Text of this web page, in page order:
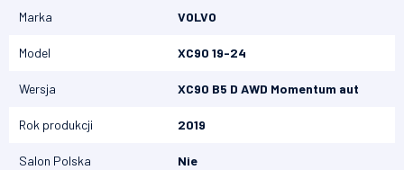
Marka VOLVO
Model XC90 19-24
Wersja XC90 B5 D AWD Momentum aut
Rok produkcji 2019
Salon Polska Nie